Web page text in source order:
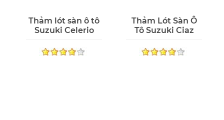
Thảm lót sàn ô tô
Suzuki Celerio
Thảm Lót Sàn Ô
Tô Suzuki Ciaz